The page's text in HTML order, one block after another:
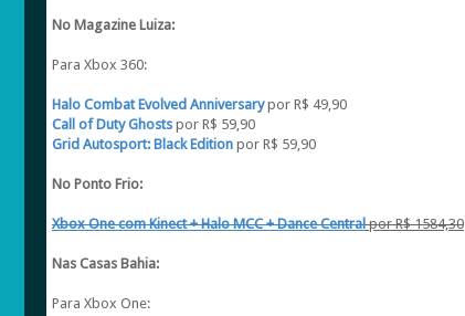
No Magazine Luiza:
Para Xbox 360:
Halo Combat Evolved Anniversarypor R$ 49,90
Call of Duty Ghosts por R$ 59,90
Grid Autosport: Black Edition por R$ 59,90
No Ponto Frio:
Xbox One com Kinect + Halo MCC + Dance Centralpor R$ 1584,30
Nas Casas Bahia:
Para Xbox One: